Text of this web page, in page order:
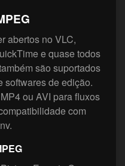
abertos no VLC,
e quase todos
são suportados
softwares de edição.
ou AVI para fluxos
com